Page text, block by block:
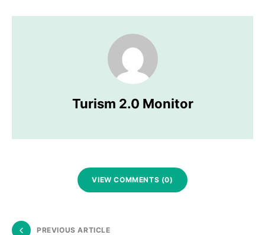
Turism 2.0 Monitor
VIEW COMMENTS (0)
PREVIOUS ARTICLE